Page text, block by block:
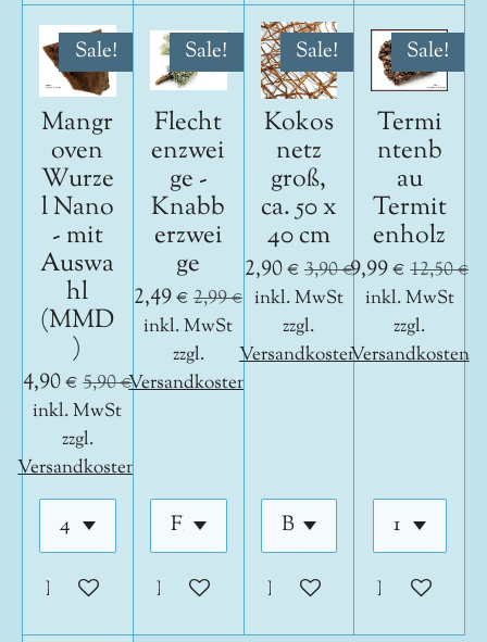
Sale!
Mangr
oven
Wurze
l Nano
- mit
Auswa
hl
(MMD
)
4,90 € 5,90 €
inkl. MwSt
zzgl.
Versandkosten
In den Warenkorb
Sale!
Flecht
enzwei
ge -
Knabb
erzwei
ge
2,49 € 2,99 €
inkl. MwSt
zzgl.
Versandkosten
In den Warenkorb
Sale!
Kokos
netz
groß,
ca. 50 x
40 cm
2,90 € 3,90 €
inkl. MwSt
zzgl.
Versandkosten
In den Warenkorb
Sale!
Termi
ntenb
au
Termit
enholz
9,99 € 12,50 €
inkl. MwSt
zzgl.
Versandkosten
In den